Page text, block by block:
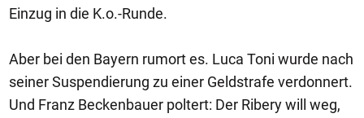
Einzug in die K.o.-Runde.
Aber bei den Bayern rumort es. Luca Toni wurde nach
seiner Suspendierung zu einer Geldstrafe verdonnert.
Und Franz Beckenbauer poltert: Der Ribery will weg,